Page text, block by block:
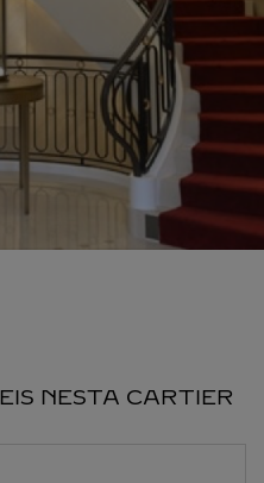
NESTA CARTIER